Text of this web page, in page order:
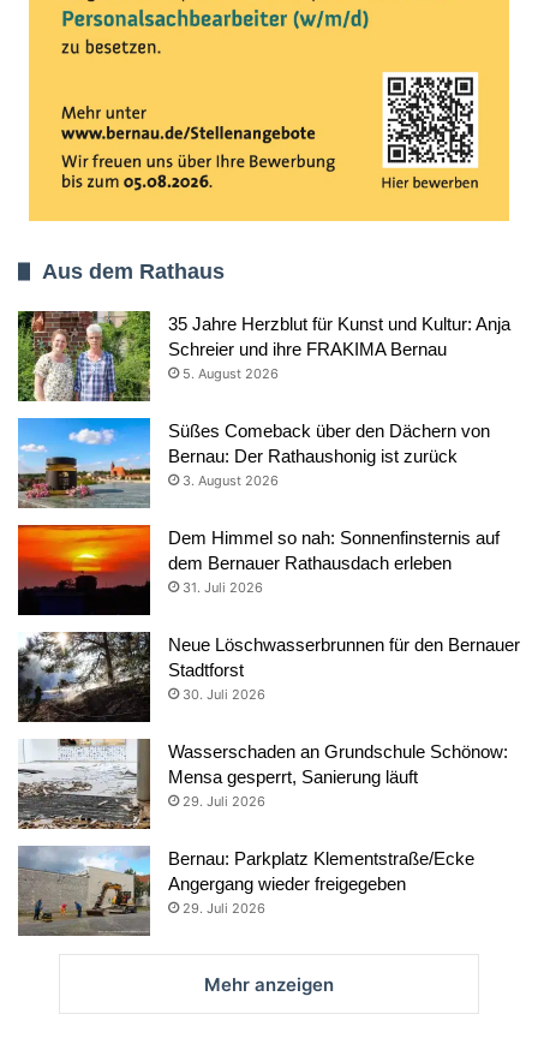
Aus dem Rathaus
35 Jahre Herzblut für Kunst und Kultur: Anja
Schreier und ihre FRAKIMA Bernau
5. August 2026
Süßes Comeback über den Dächern von
Bernau: Der Rathaushonig ist zurück
3. August 2026
Dem Himmel so nah: Sonnenfinsternis auf
dem Bernauer Rathausdach erleben
31. Juli 2026
Neue Löschwasserbrunnen für den Bernauer
Stadtforst
30. Juli 2026
Wasserschaden an Grundschule Schönow:
Mensa gesperrt, Sanierung läuft
29. Juli 2026
Bernau: Parkplatz Klementstraße/Ecke
Angergang wieder freigegeben
29. Juli 2026
Mehr anzeigen